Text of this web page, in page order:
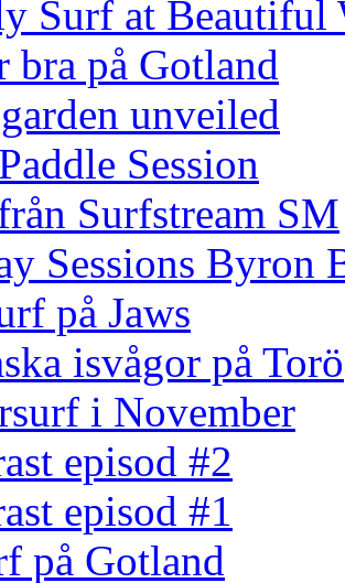
Surf at Beautiful
bra på Gotland
unveiled
Session
Surfstream SM
Sessions Byron
på Jaws
isvågor på Torö
i November
episod #2
episod #1
på Gotland